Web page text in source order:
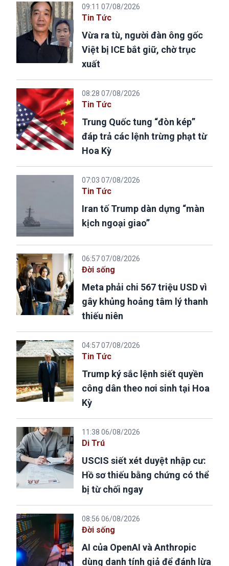
09:11 07/08/2026
Tin Tức
Vừa ra tù, người đàn ông gốc
Việt bị ICE bắt giữ, chờ trục
xuất
08:28 07/08/2026
Tin Tức
Trung Quốc tung “đòn kép”
đáp trả các lệnh trừng phạt từ
Hoa Kỳ
07:03 07/08/2026
Tin Tức
Iran tố Trump dàn dựng “màn
kịch ngoại giao”
06:57 07/08/2026
Đời sống
Meta phải chi 567 triệu USD vì
gây khủng hoảng tâm lý thanh
thiếu niên
04:57 07/08/2026
Tin Tức
Trump ký sắc lệnh siết quyền
công dân theo nơi sinh tại Hoa
Kỳ
11:38 06/08/2026
Di Trú
USCIS siết xét duyệt nhập cư:
Hồ sơ thiếu bằng chứng có thể
bị từ chối ngay
08:56 06/08/2026
Đời sống
AI của OpenAI và Anthropic
dùng danh tính giả để đánh lừa